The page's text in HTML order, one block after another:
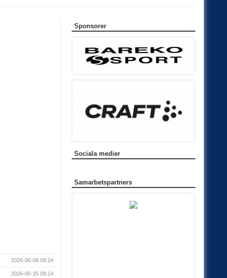
2026-06-08 09:24
2026-05-25 09:14
Sponsorer
Sociala medier
Samarbetspartners